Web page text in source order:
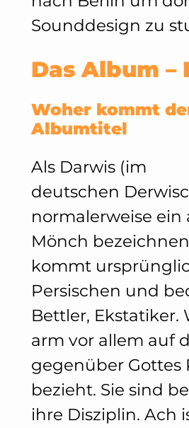
Sounddesign zu
Das Album –
Woher kommt
Albumtitel
Als Darwis (im
deutschen
normalerweise ein
Mönch
kommt
Persischen und
Bettler, Ekstatiker.
arm vor allem auf
gegenüber Gottes
bezieht. Sie sind
ihre Disziplin. Ach